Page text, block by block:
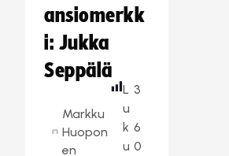
ansiomerkk
i: Jukka
Seppälä
Markku
Huopon
en
L
u
k
u
3
6
0